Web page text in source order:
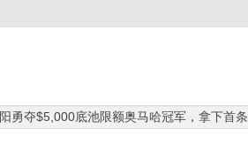
勇夺$5,000底池限额奥马哈冠军，拿下首